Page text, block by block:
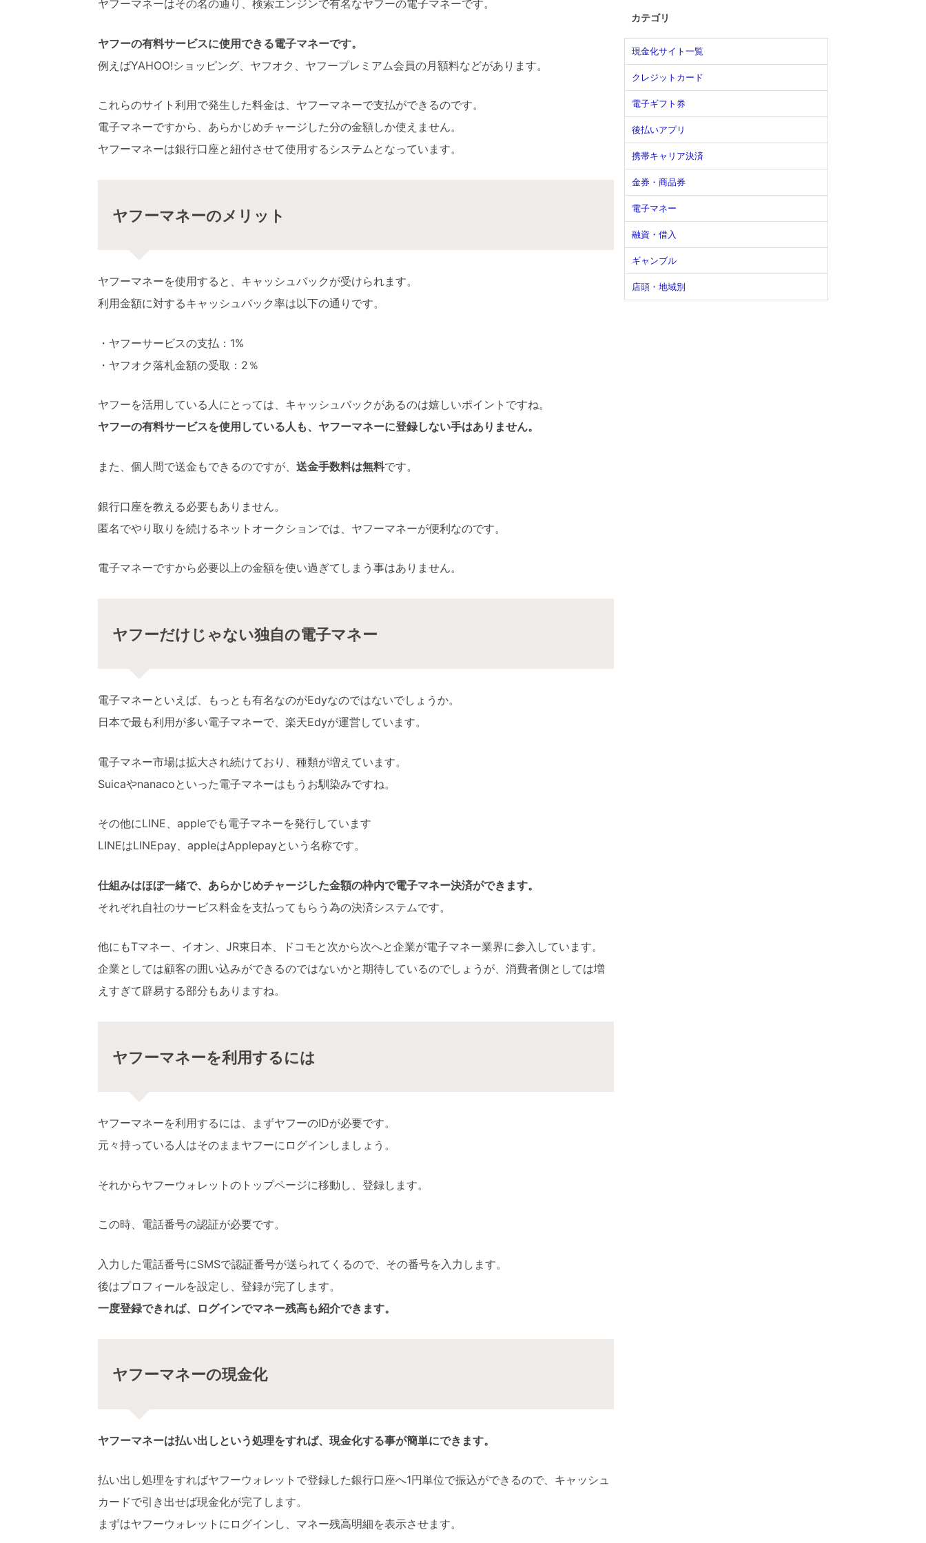
ヤフーマネーはその名の通り、検索エンジンで有名なヤフーの電子マネーです。
ヤフーの有料サービスに使用できる電子マネーです。
例えばYAHOO!ショッピング、ヤフオク、ヤフープレミアム会員の月額料などがあります。
これらのサイト利用で発生した料金は、ヤフーマネーで支払ができるのです。
電子マネーですから、あらかじめチャージした分の金額しか使えません。
ヤフーマネーは銀行口座と紐付させて使用するシステムとなっています。
ヤフーマネーのメリット
ヤフーマネーを使用すると、キャッシュバックが受けられます。
利用金額に対するキャッシュバック率は以下の通りです。
・ヤフーサービスの支払：1%
・ヤフオク落札金額の受取：2％
ヤフーを活用している人にとっては、キャッシュバックがあるのは嬉しいポイントですね。
ヤフーの有料サービスを使用している人も、ヤフーマネーに登録しない手はありません。
また、個人間で送金もできるのですが、 送金手数料は無料です。
銀行口座を教える必要もありません。
匿名でやり取りを続けるネットオークションでは、ヤフーマネーが便利なのです。
電子マネーですから必要以上の金額を使い過ぎてしまう事はありません。
ヤフーだけじゃない独自の電子マネー
電子マネーといえば、もっとも有名なのがEdyなのではないでしょうか。
日本で最も利用が多い電子マネーで、楽天Edyが運営しています。
電子マネー市場は拡大され続けており、種類が増えています。
Suicaやnanacoといった電子マネーはもうお馴染みですね。
その他にLINE、appleでも電子マネーを発行しています
LINEはLINEpay、appleはApplepayという名称です。
仕組みはほぼ一緒で、あらかじめチャージした金額の枠内で電子マネー決済ができます。
それぞれ自社のサービス料金を支払ってもらう為の決済システムです。
他にもTマネー、イオン、JR東日本、ドコモと次から次へと企業が電子マネー業界に参入しています。
企業としては顧客の囲い込みができるのではないかと期待しているのでしょうが、消費者側としては増
えすぎて辟易する部分もありますね。
ヤフーマネーを利用するには
ヤフーマネーを利用するには、まずヤフーのIDが必要です。
元々持っている人はそのままヤフーにログインしましょう。
それからヤフーウォレットのトップページに移動し、登録します。
この時、電話番号の認証が必要です。
入力した電話番号にSMSで認証番号が送られてくるので、その番号を入力します。
後はプロフィールを設定し、登録が完了します。
一度登録できれば、ログインでマネー残高も紹介できます。
ヤフーマネーの現金化
ヤフーマネーは払い出しという処理をすれば、現金化する事が簡単にできます。
払い出し処理をすればヤフーウォレットで登録した銀行口座へ1円単位で振込ができるので、キャッシュ
カードで引き出せば現金化が完了します。
まずはヤフーウォレットにログインし、マネー残高明細を表示させます。
カテゴリ
現金化サイト一覧
クレジットカード
電子ギフト券
後払いアプリ
携帯キャリア決済
金券・商品券
電子マネー
融資・借入
ギャンブル
店頭・地域別